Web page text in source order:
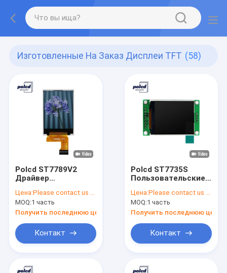
Изготовленные На Заказ Дисплеи TFT (58)
Polcd ST7789V2
Драйвер
дисплея IC
Светоотражающая
панель экрана Tft
Цена:Please contact us for latest price
MOQ:1 часть
Получить последнюю цену
Контакт
Polcd ST7735S
Пользовательские
дюймовый
читаемый при
солнечном свете
экран
Цена:Please contact us for latest price
MOQ:1 часть
Получить последнюю цену
Контакт